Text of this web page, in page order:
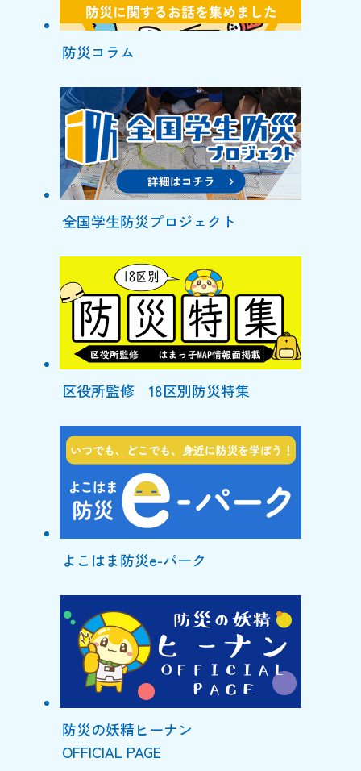
防災コラム
全国学生防災プロジェクト
区役所監修 18区別防災特集
よこはま防災e-パーク
防災の妖精ヒーナン
OFFICIAL PAGE